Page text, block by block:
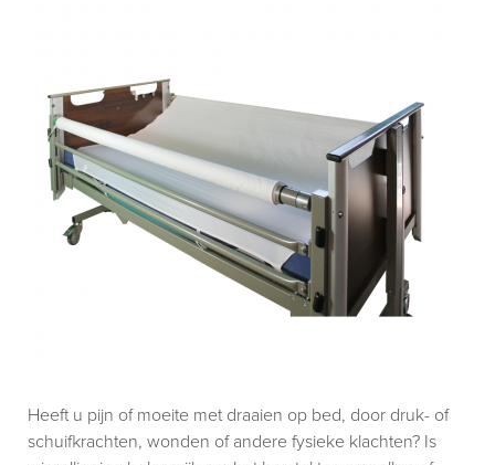
Heeft u pijn of moeite met draaien op bed, door druk- of
schuifkrachten, wonden of andere fysieke klachten? Is